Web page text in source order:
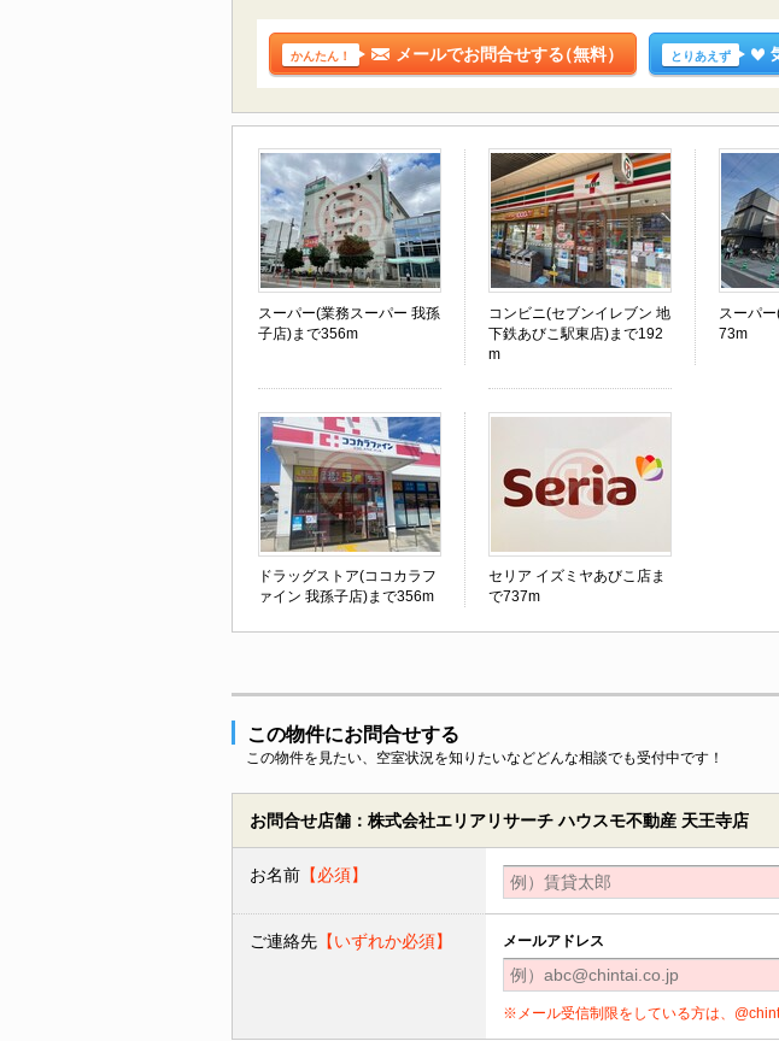
かんたん！ メールでお問合せする（無料） とりあえず
スーパー(業務スーパー 我孫
子店)まで356m
コンビニ(セブンイレブン 地
下鉄あびこ駅東店)まで192
m
スーパ
73m
ドラッグストア(ココカラフ
ァイン 我孫子店)まで356m
セリア イズミヤあびこ店ま
で737m
この物件にお問合せする
この物件を見たい、空室状況を知りたいなどどんな相談でも受付中です！
お問合せ店舗：株式会社エリアリサーチ ハウスモ不動産 天王寺店
お名前 【必須】
ご連絡先 【いずれか必須】 メールアドレス
※メール受信制限をしている方は、